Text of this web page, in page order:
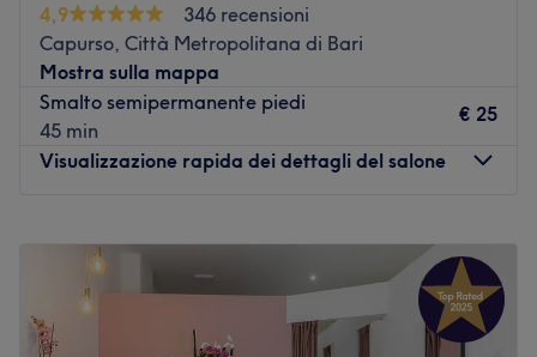
4,9
346 recensioni
Capurso, Città Metropolitana di Bari
Mostra sulla mappa
Smalto semipermanente piedi
45 min
€ 25
Visualizzazione rapida dei dettagli del salone
Martedì
20:00
Mercoledì
09:30
20:00
Giovedì
09:30 –20:00
Venerdì
20:00